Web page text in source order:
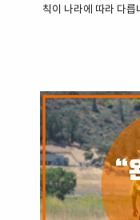
칙이 나라에 따라 다
할 수 있습니다. Left-
vehicles follow the
이 좌측통행 시스템